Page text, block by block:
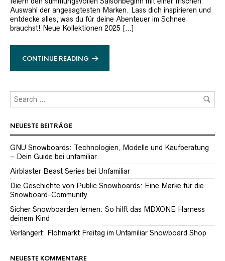
Auswahl der angesagtesten Marken. Lass dich inspirieren und
entdecke alles, was du für deine Abenteuer im Schnee
brauchst! Neue Kollektionen 2025 […]
CONTINUE READING
NEUESTE BEITRÄGE
GNU Snowboards: Technologien, Modelle und Kaufberatung
– Dein Guide bei unfamiliar
Airblaster Beast Series bei Unfamiliar
Die Geschichte von Public Snowboards: Eine Marke für die
Snowboard-Community
Sicher Snowboarden lernen: So hilft das MDXONE Harness
deinem Kind
Verlängert: Flohmarkt Freitag im Unfamiliar Snowboard Shop
NEUESTE KOMMENTARE